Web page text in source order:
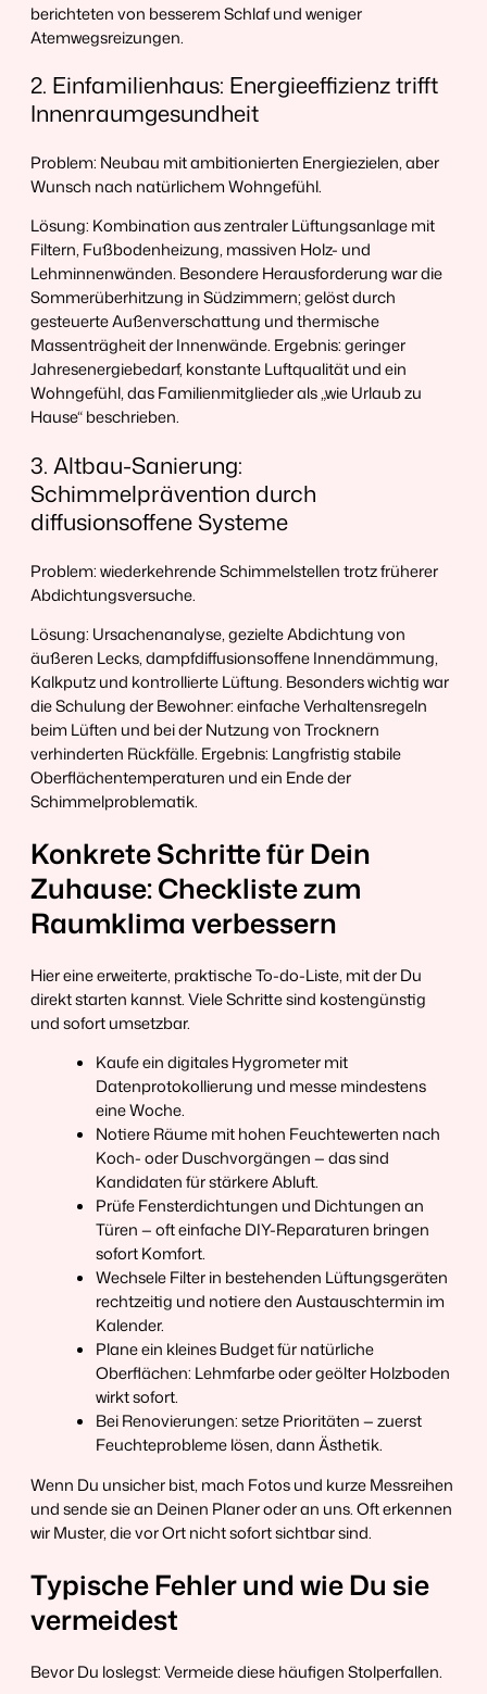
berichteten von besserem Schlaf und weniger
Atemwegsreizungen.
2. Einfamilienhaus: Energieeffizienz trifft
Innenraumgesundheit
Problem: Neubau mit ambitionierten Energiezielen, aber
Wunsch nach natürlichem Wohngefühl.
Lösung: Kombination aus zentraler Lüftungsanlage mit
Filtern, Fußbodenheizung, massiven Holz- und
Lehminnenwänden. Besondere Herausforderung war die
Sommerüberhitzung in Südzimmern; gelöst durch
gesteuerte Außenverschattung und thermische
Massenträgheit der Innenwände. Ergebnis: geringer
Jahresenergiebedarf, konstante Luftqualität und ein
Wohngefühl, das Familienmitglieder als „wie Urlaub zu
Hause“ beschrieben.
3. Altbau-Sanierung:
Schimmelprävention durch
diffusionsoffene Systeme
Problem: wiederkehrende Schimmelstellen trotz früherer
Abdichtungsversuche.
Lösung: Ursachenanalyse, gezielte Abdichtung von
äußeren Lecks, dampfdiffusionsoffene Innendämmung,
Kalkputz und kontrollierte Lüftung. Besonders wichtig war
die Schulung der Bewohner: einfache Verhaltensregeln
beim Lüften und bei der Nutzung von Trocknern
verhinderten Rückfälle. Ergebnis: Langfristig stabile
Oberflächentemperaturen und ein Ende der
Schimmelproblematik.
Konkrete Schritte für Dein
Zuhause: Checkliste zum
Raumklima verbessern
Hier eine erweiterte, praktische To-do-Liste, mit der Du
direkt starten kannst. Viele Schritte sind kostengünstig
und sofort umsetzbar.
Kaufe ein digitales Hygrometer mit
Datenprotokollierung und messe mindestens
eine Woche.
Notiere Räume mit hohen Feuchtewerten nach
Koch- oder Duschvorgängen — das sind
Kandidaten für stärkere Abluft.
Prüfe Fensterdichtungen und Dichtungen an
Türen — oft einfache DIY-Reparaturen bringen
sofort Komfort.
Wechsele Filter in bestehenden Lüftungsgeräten
rechtzeitig und notiere den Austauschtermin im
Kalender.
Plane ein kleines Budget für natürliche
Oberflächen: Lehmfarbe oder geölter Holzboden
wirkt sofort.
Bei Renovierungen: setze Prioritäten — zuerst
Feuchteprobleme lösen, dann Ästhetik.
Wenn Du unsicher bist, mach Fotos und kurze Messreihen
und sende sie an Deinen Planer oder an uns. Oft erkennen
wir Muster, die vor Ort nicht sofort sichtbar sind.
Typische Fehler und wie Du sie
vermeidest
Bevor Du loslegst: Vermeide diese häufigen Stolperfallen.